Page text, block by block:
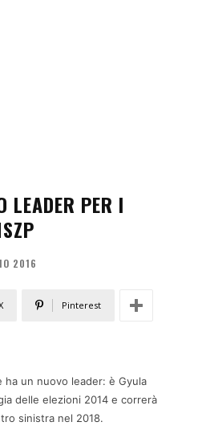
LEADER PER I
2016
Pinterest
un nuovo leader: è Gyula
delle elezioni 2014 e correrà
sinistra nel 2018.